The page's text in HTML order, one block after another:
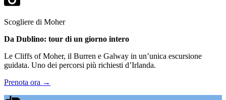
Scogliere di Moher
Da Dublino: tour di un giorno intero
Le Cliffs of Moher, il Burren e Galway in un’unica escursione
guidata. Uno dei percorsi più richiesti d’Irlanda.
Prenota ora →